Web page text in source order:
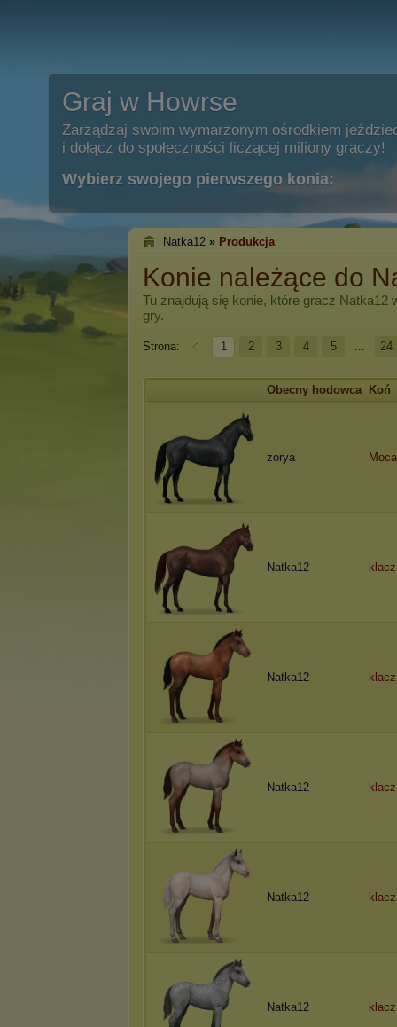
Graj w Howrse
Zarządzaj swoim wymarzonym ośrodkiem
i dołącz do społeczności liczącej miliony graczy!
Wybierz swojego pierwszego konia:
Natka12 » Produkcja
Konie należące do
Tu znajdują się konie, które gracz Natka12
gry.
Strona: 1 2 3 4 5 ... 24
Obecny hodowca Koń
zorya
Natka12
Natka12
Natka12
Natka12
Natka12